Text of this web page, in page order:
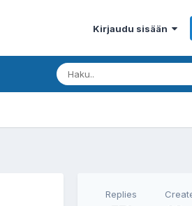
Kirjaudu sisään
Replies